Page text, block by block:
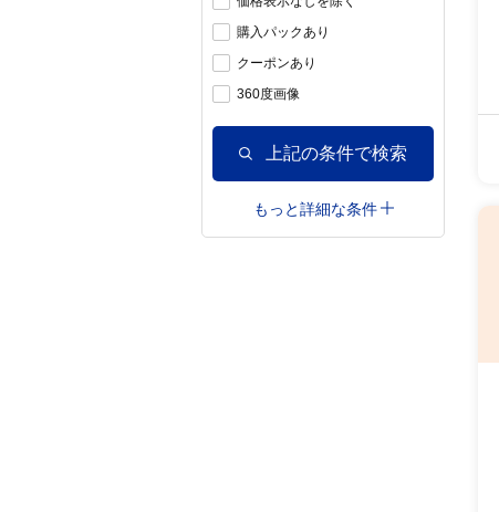
購入パックあり
クーポンあり
360度画像
上記の条件で検索
もっと詳細な条件